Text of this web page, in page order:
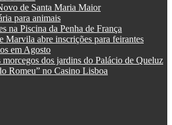
de Santa Maria Maior
para animais
na Piscina da Penha de França
Marvila abre inscrições para feirantes
em Agosto
morcegos dos jardins do Palácio de Queluz
Romeu” no Casino Lisboa